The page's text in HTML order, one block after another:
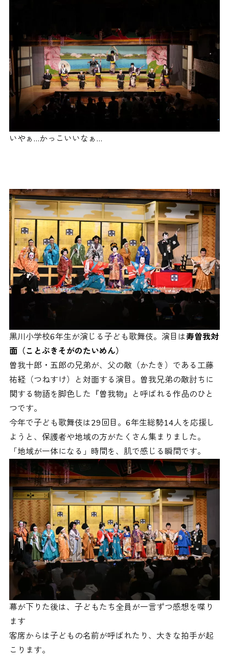
いやぁ…かっこいいなぁ…
黒川小学校6年生が演じる子ども歌舞伎。演目は寿曽我対
面（ことぶきそがのたいめん）
曽我十郎・五郎の兄弟が、父の敵（かたき）である工藤
祐経（つねすけ）と対面する演目。曽我兄弟の敵討ちに
関する物語を脚色した『曽我物』と呼ばれる作品のひと
つです。
今年で子ども歌舞伎は29回目。6年生総勢14人を応援し
ようと、保護者や地域の方がたくさん集まりました。
「地域が一体になる」時間を、肌で感じる瞬間です。
幕が下りた後は、子どもたち全員が一言ずつ感想を喋り
ます
客席からは子どもの名前が呼ばれたり、大きな拍手が起
こります。